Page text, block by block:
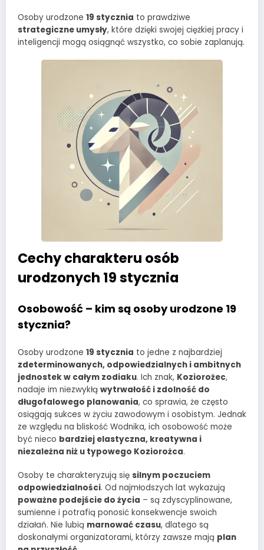
Osoby urodzone 19 stycznia to prawdziwe
strategiczne umysły, które dzięki swojej ciężkiej pracy i
inteligencji mogą osiągnąć wszystko, co sobie zaplanują.
Cechy charakteru osób
urodzonych 19 stycznia
Osobowość – kim są osoby urodzone 19
stycznia?
Osoby urodzone 19 stycznia to jedne z najbardziej
zdeterminowanych, odpowiedzialnych i ambitnych
jednostek w całym zodiaku. Ich znak, Koziorożec,
nadaje im niezwykłą wytrwałość i zdolność do
długofalowego planowania, co sprawia, że często
osiągają sukces w życiu zawodowym i osobistym. Jednak
ze względu na bliskość Wodnika, ich osobowość może
być nieco bardziej elastyczna, kreatywna i
niezależna niż u typowego Koziorożca.
Osoby te charakteryzują się silnym poczuciem
odpowiedzialności. Od najmłodszych lat wykazują
poważne podejście do życia – są zdyscyplinowane,
sumienne i potrafią ponosić konsekwencje swoich
działań. Nie lubią marnować czasu, dlatego są
doskonałymi organizatorami, którzy zawsze mają plan